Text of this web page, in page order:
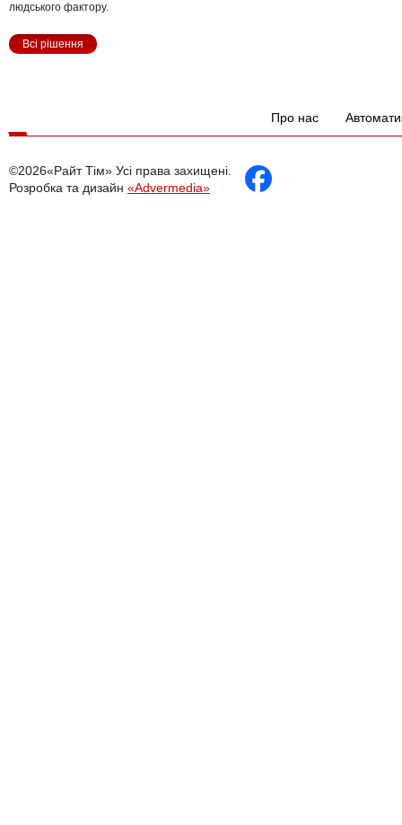
людського фактору.
Всі рішення
Про нас
©2026«Райт Тім» Усі права захищені.
Розробка та дизайн «Advermedia»